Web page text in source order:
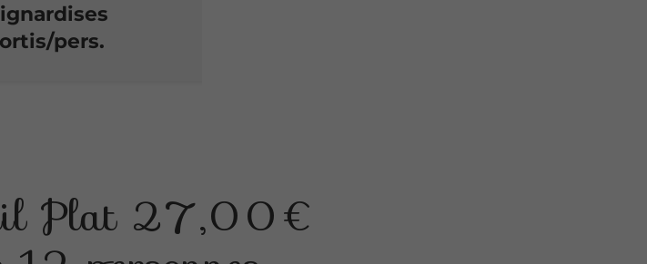
pers.
Plat 27,00 €